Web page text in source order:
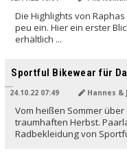
Die Highlights von
peu ein. Hier ein erster
erhältlich ...
Sportful Bikewear für
24.10.22 07:49 Hannes &
Vom heißen Sommer
traumhaften Herbst.
Radbekleidung von